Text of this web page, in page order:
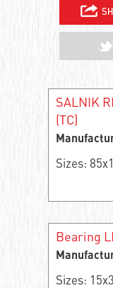
SALNIK
(TC)
Sizes:
Bearing
Sizes: